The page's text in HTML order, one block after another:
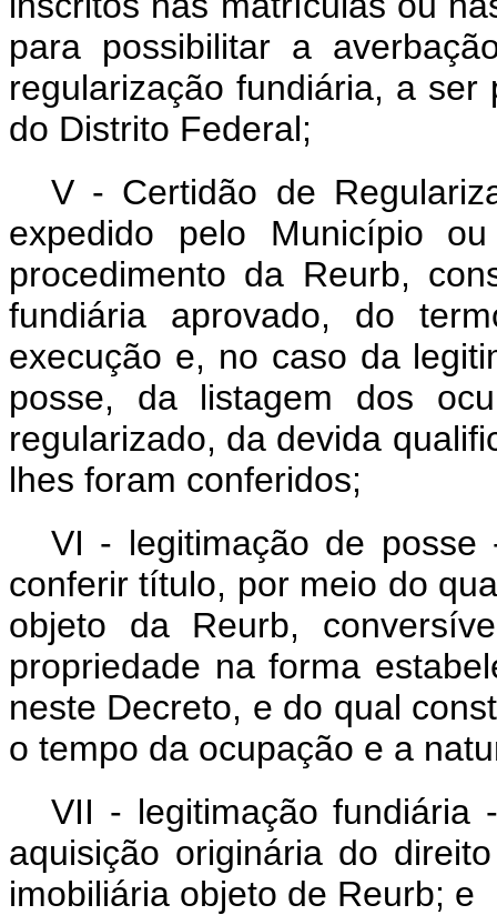
para possibilitar a
regularização fundiária, a
do Distrito Federal;
V - Certidão de
expedido pelo Município
procedimento da Reurb,
fundiária aprovado, do
execução e, no caso da
posse, da listagem dos
regularizado, da devida
lhes foram conferidos;
VI - legitimação de
conferir título, por meio do
objeto da Reurb,
propriedade na forma
neste Decreto, e do qual
o tempo da ocupação e a
VII - legitimação fundiária
aquisição originária do
imobiliária objeto de Reurb; e